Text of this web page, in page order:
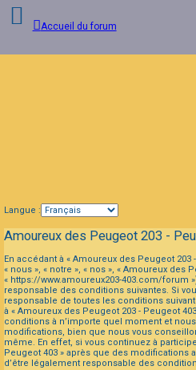
Accueil du forum
Langue :
Amoureux des Peugeot 203 -
En accédant à « Amoureux des Peugeot
« nous », « notre », « nos », « Amoureux des
« https://www.amoureux203-403.com/forum
responsable des conditions suivantes. Si
responsable de toutes les conditions
à « Amoureux des Peugeot 203 - Peugeot
conditions à n’importe quel moment et
modifications, bien que nous vous
même. En effet, si vous continuez à
Peugeot 403 » après que des
d’être légalement responsable des